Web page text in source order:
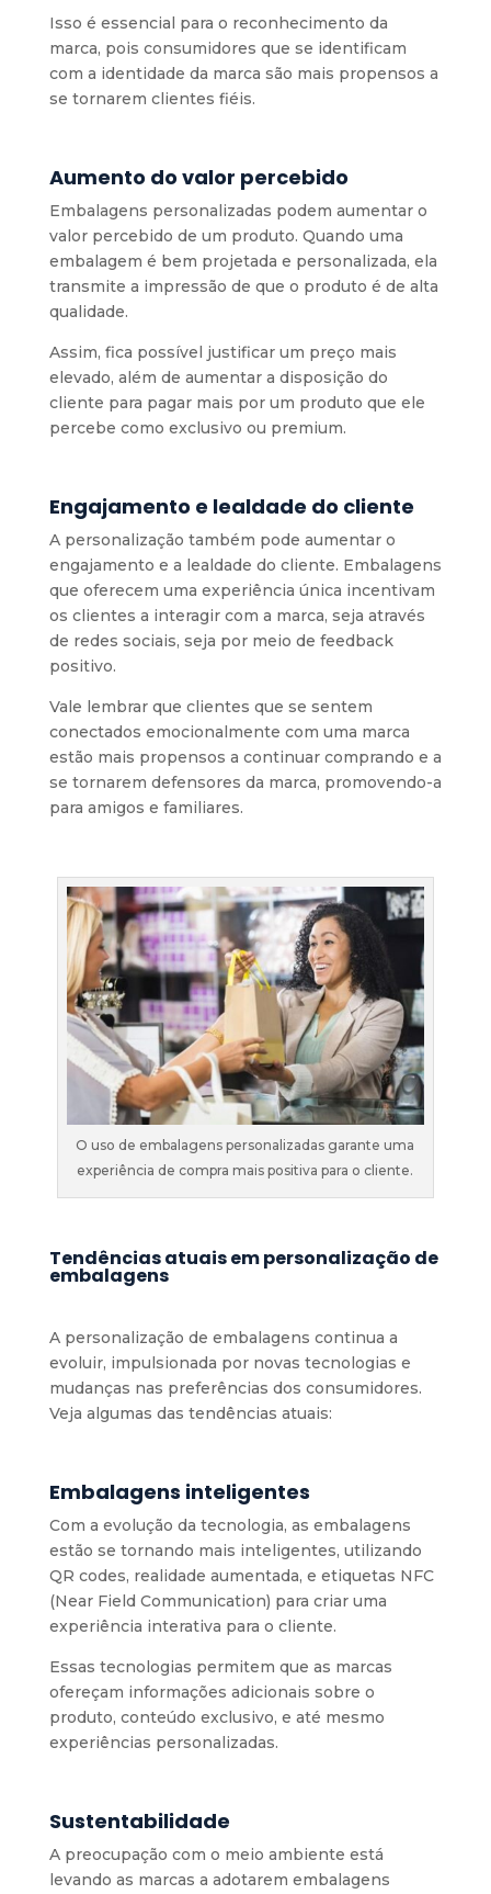
Isso é essencial para o reconhecimento da
marca, pois consumidores que se identificam
com a identidade da marca são mais propensos a
se tornarem clientes fiéis.
Aumento do valor percebido
Embalagens personalizadas podem aumentar o
valor percebido de um produto. Quando uma
embalagem é bem projetada e personalizada, ela
transmite a impressão de que o produto é de alta
qualidade.
Assim, fica possível justificar um preço mais
elevado, além de aumentar a disposição do
cliente para pagar mais por um produto que ele
percebe como exclusivo ou premium.
Engajamento e lealdade do cliente
A personalização também pode aumentar o
engajamento e a lealdade do cliente. Embalagens
que oferecem uma experiência única incentivam
os clientes a interagir com a marca, seja através
de redes sociais, seja por meio de feedback
positivo.
Vale lembrar que clientes que se sentem
conectados emocionalmente com uma marca
estão mais propensos a continuar comprando e a
se tornarem defensores da marca, promovendo-a
para amigos e familiares.
O uso de embalagens personalizadas garante uma
experiência de compra mais positiva para o cliente.
Tendências atuais em personalização de
embalagens
A personalização de embalagens continua a
evoluir, impulsionada por novas tecnologias e
mudanças nas preferências dos consumidores.
Veja algumas das tendências atuais:
Embalagens inteligentes
Com a evolução da tecnologia, as embalagens
estão se tornando mais inteligentes, utilizando
QR codes, realidade aumentada, e etiquetas NFC
(Near Field Communication) para criar uma
experiência interativa para o cliente.
Essas tecnologias permitem que as marcas
ofereçam informações adicionais sobre o
produto, conteúdo exclusivo, e até mesmo
experiências personalizadas.
Sustentabilidade
A preocupação com o meio ambiente está
levando as marcas a adotarem embalagens